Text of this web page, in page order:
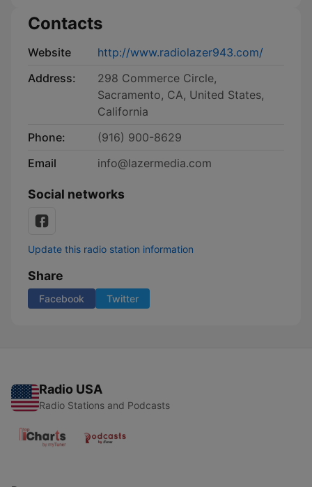
Contacts
Website
http://www.radiolazer943.com/
Address:
298 Commerce Circle,
Sacramento, CA, United States,
California
Phone:
(916) 900-8629
Email
info@lazermedia.com
Social networks
Update this radio station information
Share
Facebook Twitter
Radio USA
Radio Stations and Podcasts